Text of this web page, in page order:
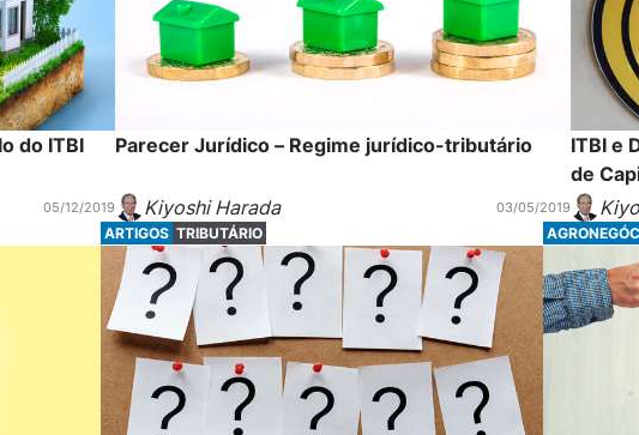
do ITBI
05/12/2019
Parecer Jurídico – Regime jurídico-tributário
Kiyoshi Harada 03/05/2019
ITBI e
de
ARTIGOS TRIBUTÁRIO